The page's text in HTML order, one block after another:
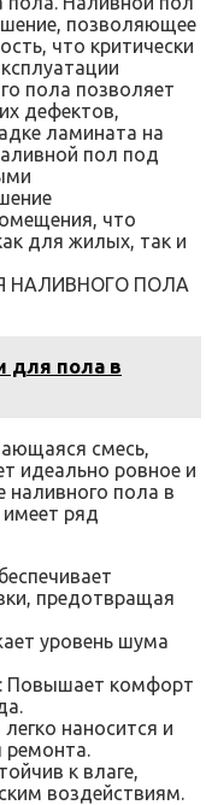
позволяющее
что критически
пола позволяет
дефектов,
ламината на
пол под
что
для жилых, так и
НАЛИВНОГО ПОЛА
для пола в
смесь,
идеально ровное и
наливного пола в
ряд
предотвращая
уровень шума
Повышает комфорт
наносится и
к влаге,
воздействиям.